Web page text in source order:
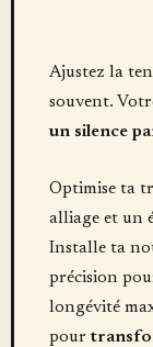
Ajustez la
souvent.
un silence
Optimise ta
alliage et un
Installe ta
précision
longévité
pour